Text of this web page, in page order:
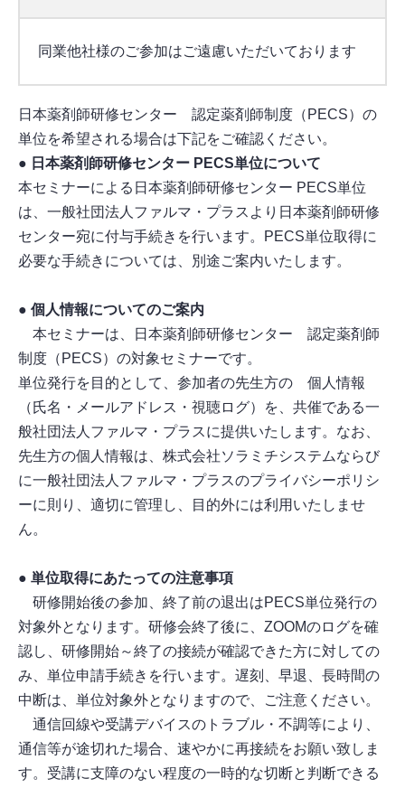
同業他社様のご参加はご遠慮いただいております
日本薬剤師研修センター 認定薬剤師制度（PECS）の
単位を希望される場合は下記をご確認ください。
● 日本薬剤師研修センター PECS単位について
本セミナーによる日本薬剤師研修センター PECS単位
は、一般社団法人ファルマ・プラスより日本薬剤師研修
センター宛に付与手続きを行います。PECS単位取得に
必要な手続きについては、別途ご案内いたします。
● 個人情報についてのご案内
本セミナーは、日本薬剤師研修センター 認定薬剤師
制度（PECS）の対象セミナーです。
単位発行を目的として、参加者の先生方の 個人情報
（氏名・メールアドレス・視聴ログ）を、共催である一
般社団法人ファルマ・プラスに提供いたします。なお、
先生方の個人情報は、株式会社ソラミチシステムならび
に一般社団法人ファルマ・プラスのプライバシーポリシ
ーに則り、適切に管理し、目的外には利用いたしませ
ん。
● 単位取得にあたっての注意事項
研修開始後の参加、終了前の退出はPECS単位発行の
対象外となります。研修会終了後に、ZOOMのログを確
認し、研修開始～終了の接続が確認できた方に対しての
み、単位申請手続きを行います。遅刻、早退、長時間の
中断は、単位対象外となりますので、ご注意ください。
通信回線や受講デバイスのトラブル・不調等により、
通信等が途切れた場合、速やかに再接続をお願い致しま
す。受講に支障のない程度の一時的な切断と判断できる